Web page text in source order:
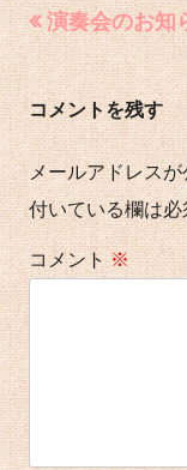
日
投
稿
ナ
ビ
ゲ
ー
シ
ョ
ン
前
の
記
事:
演奏会のお知
コメントを残す
メールアドレス
付いている欄は必
コメント※